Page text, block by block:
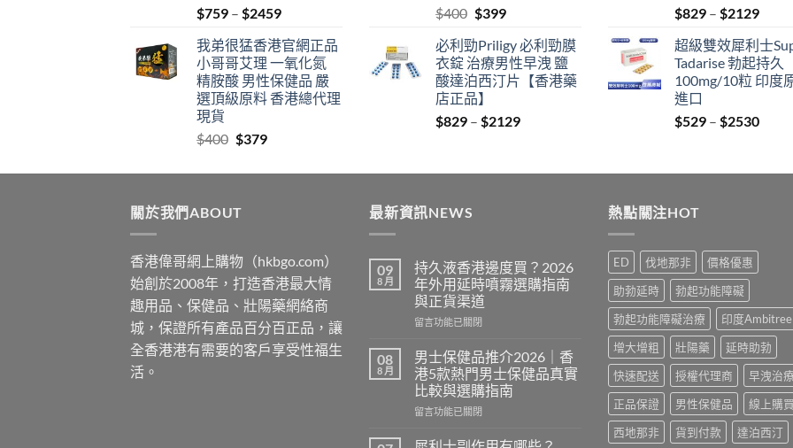
$759 – $2459Price
$759
through
$2459
我弟很猛香港官網正品
小哥哥艾理 一氧化氮
精胺酸 男性保健品 嚴
選頂級原料 香港總代理
現貨
$400 Original
was:
$379Current
is:
$400 Original
was:
$400.
$399Current
is:
$399.
必利勁Priligy 必利勁膜
衣錠 治療男性早洩 鹽
酸達泊西汀片【香港藥
店正品】
$829 – $2129Price
through
$829 – $2129Price
$829
超級雙效犀利士
Tadarise 勃起持久
100mg/10粒 印度
進口
$529 – $2530Price
關於我們ABOUT
香港偉哥網上購物（hkbgo.com）
始創於2008年，打造香港最大情
趣用品、保健品、壯陽藥網絡商
城，保證所有產品百分百正品，讓
全香港港有需要的客戶享受性福生
活。
最新資訊NEWS
09
8 月
持久液香港邊度買？2026
年外用延時噴霧選購指南
與正貨渠道
在
久
液
香
港
邊
買？
留言功能已關閉
08
8 月
男士保健品推介2026｜香
港5款熱門男士保健品真實
比較與選購指南
在
士
留言功能已關閉
熱點關注HOT
ED 伐地那非
價格優惠
助勃延時
勃起功能障礙
勃起功能障礙治療
印度Ambitree
增大增粗
壯陽藥
延時助勃
快速配送
授權代理商
早洩治
正品保證
男性保健品
線上購
西地那非
貨到付款 達泊西汀